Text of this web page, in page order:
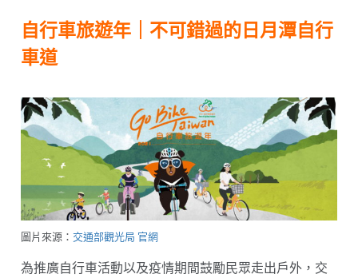
自行車旅遊年｜不可錯過的日月潭自行
車道
圖片來源：交通部觀光局 官網
為推廣自行車活動以及疫情期間鼓勵民眾走出戶外，交